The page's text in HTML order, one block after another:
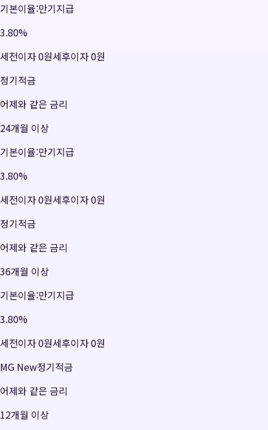
기본이율:만기지급
3.80%
세전이자0원세후이자0원
정기적금
어제와 같은 금리
24개월 이상
기본이율:만기지급
3.80%
세전이자0원세후이자0원
정기적금
어제와 같은 금리
36개월 이상
기본이율:만기지급
3.80%
세전이자0원세후이자0원
MG New정기적금
어제와 같은 금리
12개월 이상